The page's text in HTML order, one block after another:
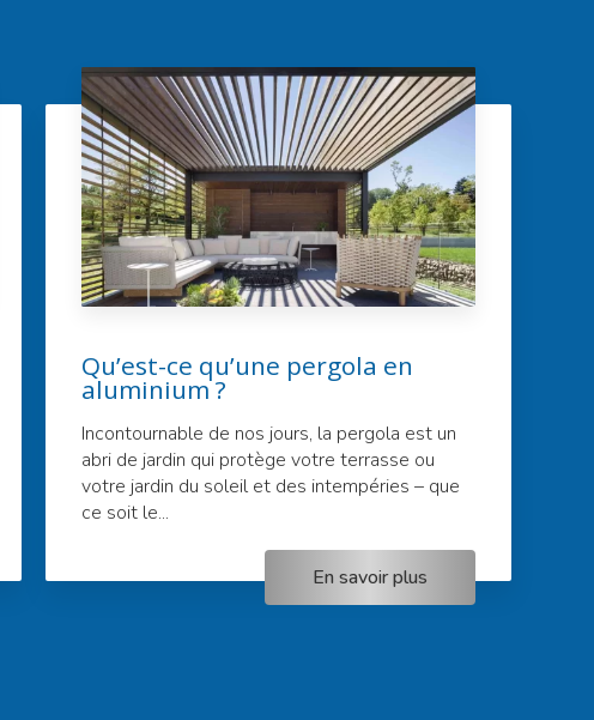
Qu’est-ce qu’une pergola en
aluminium ?
Incontournable de nos jours, la pergola est un
abri de jardin qui protège votre terrasse ou
votre jardin du soleil et des intempéries – que
ce soit le...
En savoir plus